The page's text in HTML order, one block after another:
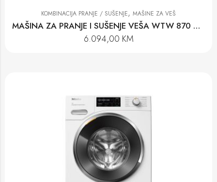
KOMBINACIJA PRANJE / SUŠENJE, MAŠINE ZA VEŠ
MAŠINA ZA PRANJE I SUŠENJE VEŠA WTW 870 WPM
6.094,00 KM